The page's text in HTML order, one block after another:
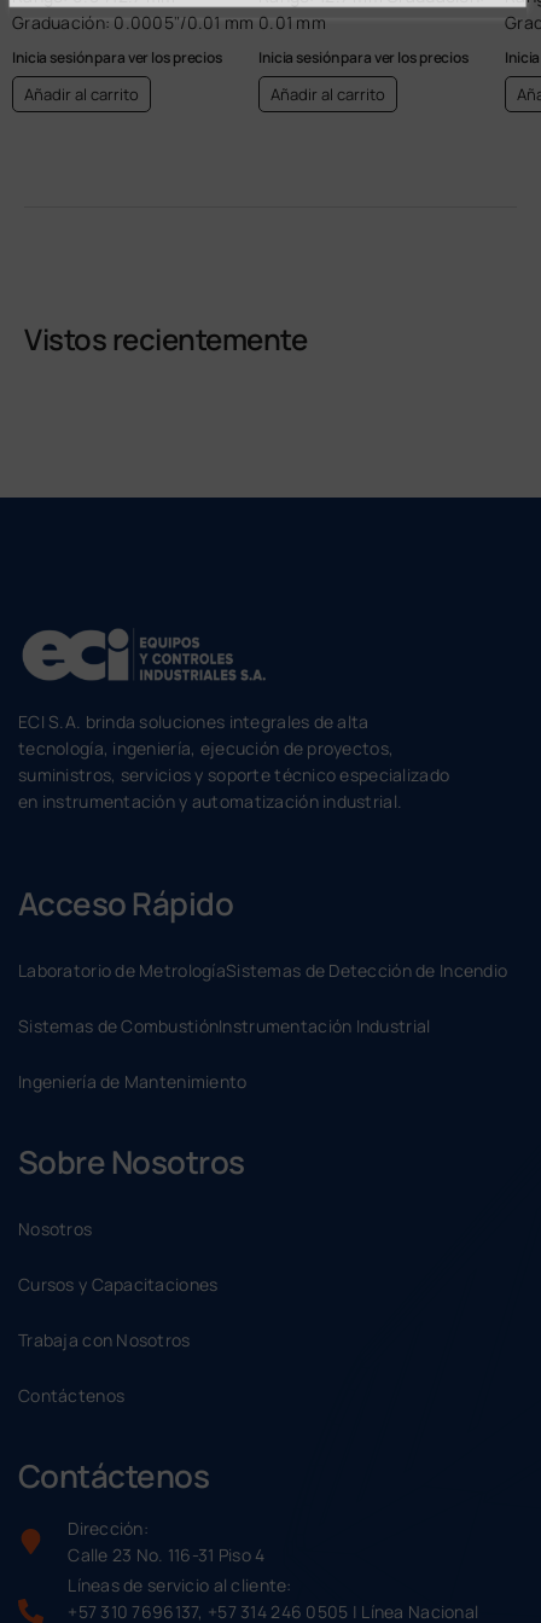
Graduación: 0.0005"/0.01 mm
Inicia sesión para ver los precios
Añadir al carrito
0.01 mm
Inicia sesión para ver los precios
Añadir al carrito
Vistos recientemente
ECI S.A. brinda soluciones integrales de alta
tecnología, ingeniería, ejecución de proyectos,
suministros, servicios y soporte técnico especializado
en instrumentación y automatización industrial.
Acceso Rápido
Laboratorio de MetrologíaSistemas de Detección de Incendio
Sistemas de CombustiónInstrumentación Industrial
Ingeniería de Mantenimiento
Sobre Nosotros
Nosotros
Cursos y Capacitaciones
Trabaja con Nosotros
Contáctenos
Contáctenos
Dirección:
Calle 23 No. 116-31 Piso 4
Líneas de servicio al cliente:
+57 310 7696137, +57 314 246 0505 | Línea Nacional